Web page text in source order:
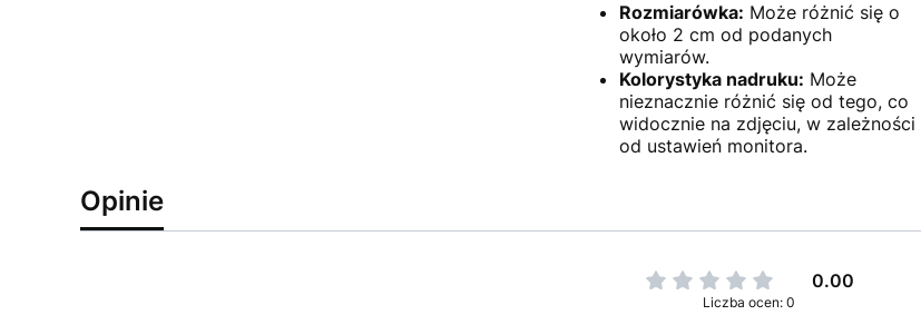
Rozmiarówka: Może różnić się o
około 2 cm od podanych
wymiarów.
Kolorystyka nadruku: Może
nieznacznie różnić się od tego, co
widocznie na zdjęciu, w zależności
od ustawień monitora.
Opinie
0.00
Liczba ocen: 0